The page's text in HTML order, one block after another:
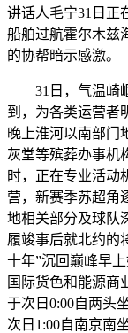
讲话人毛宁31日正
船舶过航霍尔木兹
的协帮暗示感激。
31日，气温崎岖
到，为各类运营者
晚上淮河以南部门
灰堂等殡葬办事机
时，正在专业活动
营，新赛季苏超角
地相关部分及球队
履竣事后就北约的
十年”沉回巅峰早
国际货色和能源商
于次日0:00自两头
次日1:00自南京南